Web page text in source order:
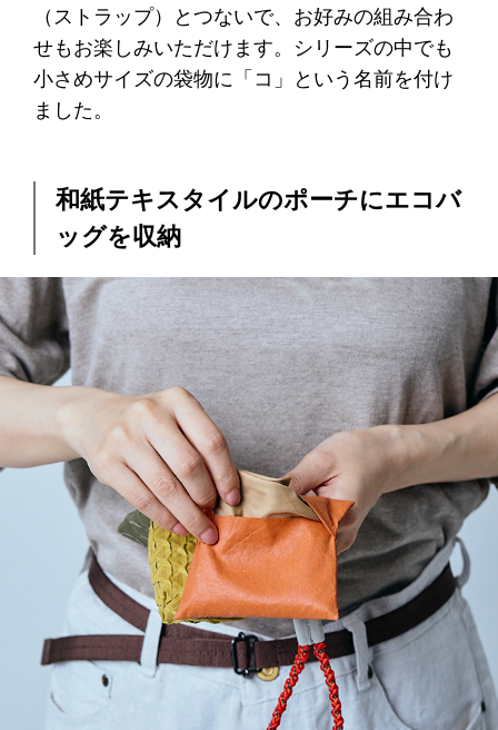
（ストラップ）とつないで、お好みの組み合わ
せもお楽しみいただけます。シリーズの中でも
小さめサイズの袋物に「コ」という名前を付け
ました。
和紙テキスタイルのポーチにエコバ
ッグを収納